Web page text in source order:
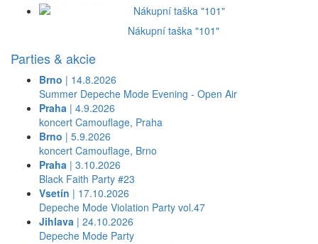
Nákupní taška "101"
Parties & akcie
Brno | 14.8.2026
Summer Depeche Mode Evening - Open Air
Praha | 4.9.2026
koncert Camouflage, Praha
Brno | 5.9.2026
koncert Camouflage, Brno
Praha | 3.10.2026
Black Faith Party #23
Vsetín | 17.10.2026
Depeche Mode Violation Party vol.47
Jihlava | 24.10.2026
Depeche Mode Party